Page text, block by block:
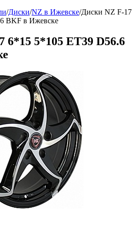
/Диски/NZ в Ижевске/Диски NZ F-17
BKF в Ижевске
6*15 5*105 ET39 D56.6